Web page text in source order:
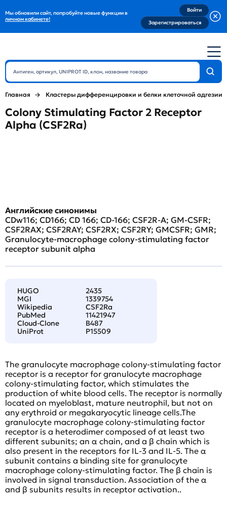
Мы обновили сайт, попробуйте новые функции в
личном кабинете!
Войти
Зарегистрироваться
Главная Кластеры дифференцировки и белки клеточной адгезии
Colony Stimulating Factor 2 Receptor
Alpha (CSF2Ra)
Английские синонимы
CDw116; CD166; CD 166; CD-166; CSF2R-A; GM-CSFR;
CSF2RAX; CSF2RAY; CSF2RX; CSF2RY; GMCSFR; GMR;
Granulocyte-macrophage colony-stimulating factor
receptor subunit alpha
HUGO
2435
MGI
1339754
Wikipedia
CSF2Ra
PubMed
11421947
Cloud-Clone
B487
UniProt
P15509
The granulocyte macrophage colony-stimulating factor
receptor is a receptor for granulocyte macrophage
colony-stimulating factor, which stimulates the
production of white blood cells. The receptor is normally
located on myeloblast, mature neutrophil, but not on
any erythroid or megakaryocytic lineage cells.The
granulocyte macrophage colony-stimulating factor
receptor is a heterodimer composed of at least two
different subunits; an α chain, and a β chain which is
also present in the receptors for IL-3 and IL-5. The α
subunit contains a binding site for granulocyte
macrophage colony-stimulating factor. The β chain is
involved in signal transduction. Association of the α
and β subunits results in receptor activation..